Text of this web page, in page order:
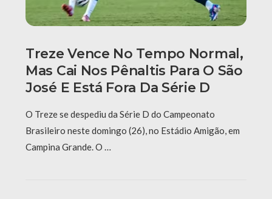
Treze Vence No Tempo Normal,
Mas Cai Nos Pênaltis Para O São
José E Está Fora Da Série D
O Treze se despediu da Série D do Campeonato
Brasileiro neste domingo (26), no Estádio Amigão, em
Campina Grande. O …